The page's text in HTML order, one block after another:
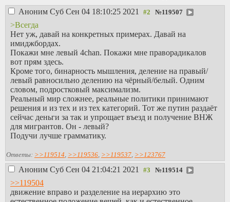
Аноним Суб Сен 04 18:10:25 2021 №119507
>Всегда
Нет уж, давай на конкретных примерах. Давай на
имиджбордах.
Покажи мне левый 4chan. Покажи мне праворадикалов
вот прям здесь.
Кроме того, бинарность мышления, деление на правый/
левый равносильно делению на чёрный/белый. Одним
словом, подростковый максимализм.
Реальный мир сложнее, реальные политики принимают
решения и из тех и из тех категорий. Тот же путин раздаёт
сейчас деньги за так и упрощает въезд и получение ВНЖ
для мигрантов. Он - левый?
Подучи лучше грамматику.
Ответы: >>119514, >>119536, >>119537, >>123767
Аноним Суб Сен 04 21:04:21 2021 №119514
>>119504
движение вправо и разделение на иерархию это